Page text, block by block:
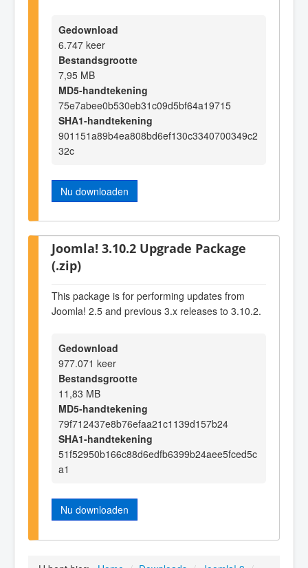
Gedownload
6.747 keer
Bestandsgrootte
7,95 MB
MD5-handtekening
75e7abee0b530eb31c09d5bf64a19715
SHA1-handtekening
901151a89b4ea808bd6ef130c3340700349c2
32c
Nu downloaden
Joomla! 3.10.2 Upgrade Package
(.zip)
This package is for performing updates from
Joomla! 2.5 and previous 3.x releases to 3.10.2.
Gedownload
977.071 keer
Bestandsgrootte
11,83 MB
MD5-handtekening
79f712437e8b76efaa21c1139d157b24
SHA1-handtekening
51f52950b166c88d6edfb6399b24aee5fced5c
a1
Nu downloaden